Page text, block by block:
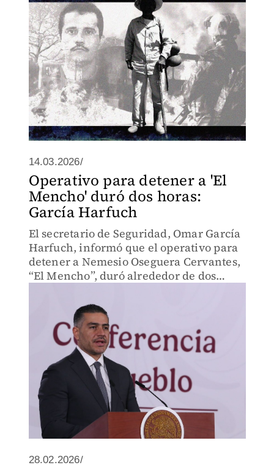
14.03.2026/
Operativo para detener a 'El
Mencho' duró dos horas:
García Harfuch
El secretario de Seguridad, Omar García
Harfuch, informó que el operativo para
detener a Nemesio Oseguera Cervantes,
“El Mencho”, duró alrededor de dos
y aéreas del Ejército.
28.02.2026/